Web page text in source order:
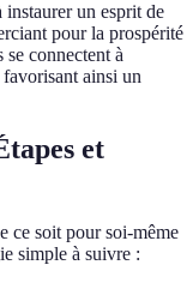
un esprit de
pour la prospérité
connectent à
ainsi un
et
ce soit pour soi-même
simple à suivre :